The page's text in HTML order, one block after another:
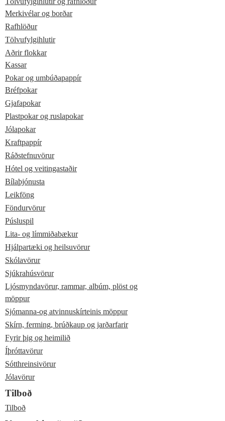
Merkivélar og borðar
Rafhlöður
Tölvufylgihlutir
Aðrir flokkar
Kassar
Pokar og umbúðapappír
Bréfpokar
Gjafapokar
Plastpokar og ruslapokar
Jólapokar
Kraftpappír
Ráðstefnuvörur
Hótel og veitingastaðir
Bílaþjónusta
Leikföng
Föndurvörur
Púsluspil
Lita- og límmiðabækur
Hjálpartæki og heilsuvörur
Skólavörur
Sjúkrahúsvörur
Ljósmyndavörur, rammar, albúm, plöst og
möppur
Sjómanna-og atvinnuskírteinis möppur
Skírn, ferming, brúðkaup og jarðarfarir
Fyrir þig og heimilið
Íþróttavörur
Sótthreinsivörur
Jólavörur
Tilboð
Tilboð